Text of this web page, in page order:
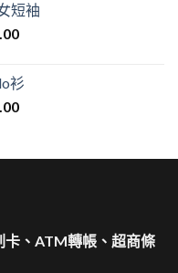
短袖
衫
卡、ATM轉帳、超商條